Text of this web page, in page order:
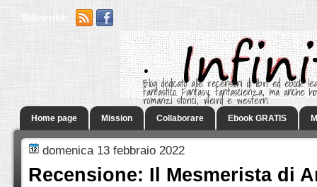
Subscribe:
.
Blog dedicato alle recensioni di libri ed ebook
fantastico. Fantasy, fantascienza, ma anche
romanzi storici, weird e western.
Home page Mission Collaborare Ebook GRATIS
domenica 13 febbraio 2022
Recensione: Il Mesmerista di